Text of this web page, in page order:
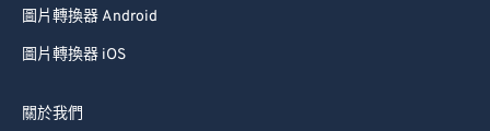
圖片轉換器 Android
圖片轉換器 iOS
關於我們